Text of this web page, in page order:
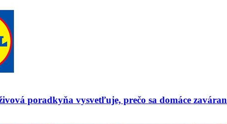
poradkyňa vysvetľuje, prečo sa domáce